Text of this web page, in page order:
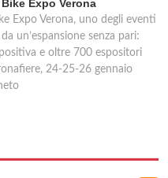
Expo Verona
Expo Verona, uno degli eventi
un’espansione senza pari:
e oltre 700 espositori
24-25-26 gennaio